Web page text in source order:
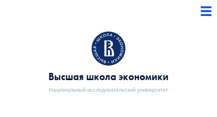
Высшая школа экономики
Национальный исследовательский университет